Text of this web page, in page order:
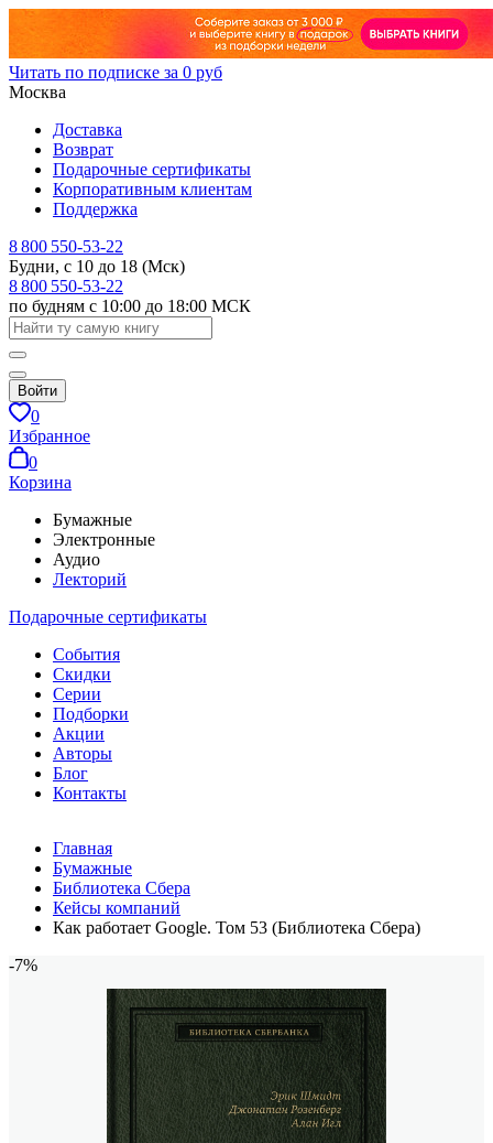
Читать по подписке за 0 руб
Москва
Доставка
Возврат
Подарочные сертификаты
Корпоративным клиентам
Поддержка
8 800 550-53-22
Будни, с 10 до 18 (Мск)
8 800 550-53-22
по будням с 10:00 до 18:00 МСК
Войти
0
Избранное
0
Корзина
Бумажные
Электронные
Аудио
Лекторий
Подарочные сертификаты
События
Скидки
Серии
Подборки
Акции
Авторы
Блог
Контакты
Главная
Бумажные
Библиотека Сбера
Кейсы компаний
Как работает Google. Том 53 (Библиотека Сбера)
-7%